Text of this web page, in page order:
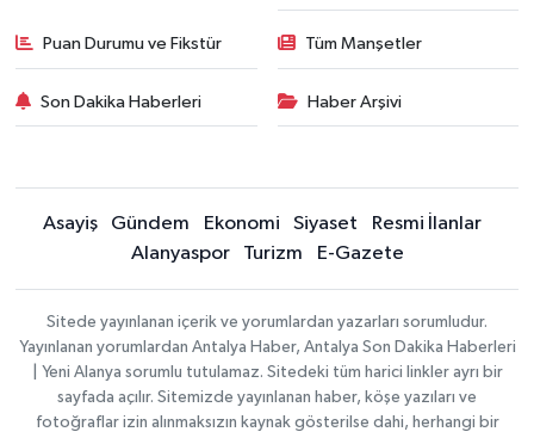
Puan Durumu ve Fikstür Tüm Manşetler
Son Dakika Haberleri Haber Arşivi
Asayiş Gündem Ekonomi Siyaset
Resmi İlanlar
Alanyaspor
Turizm E-Gazete
Sitede yayınlanan içerik ve yorumlardan yazarları sorumludur.
Yayınlanan yorumlardan Antalya Haber, Antalya Son Dakika Haberleri
| Yeni Alanya sorumlu tutulamaz. Sitedeki tüm harici linkler ayrı bir
sayfada açılır. Sitemizde yayınlanan haber, köşe yazıları ve
fotoğraflar izin alınmaksızın kaynak gösterilse dahi, herhangi bir